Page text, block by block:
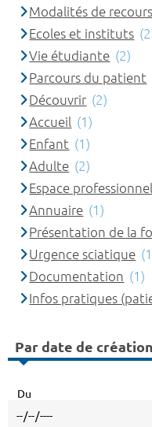
Modalités de recours
Ecoles et instituts
Vie étudiante (2)
Parcours du patient
Découvrir (2)
Accueil (1)
Enfant (1)
Adulte (2)
Espace
Annuaire (1)
Présentation de la
Urgence sciatique
Documentation (1)
Infos pratiques
Par date de création
Du